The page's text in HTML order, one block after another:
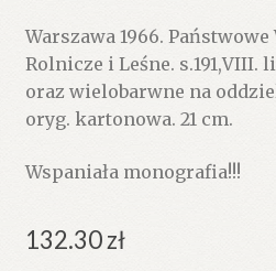
Warszawa 1966.
Rolnicze i Leśne. s.191,VIII.
oraz wielobarwne na
oryg. kartonowa. 21 cm.
Wspaniała monografia!!!
132.30zł